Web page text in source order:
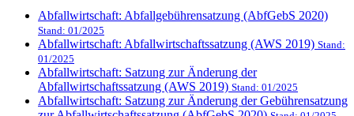
Abfallwirtschaft: Abfallgebührensatzung (AbfGebS 2020)
Stand: 01/2025
Abfallwirtschaft: Abfallwirtschaftssatzung (AWS 2019) Stand:
01/2025
Abfallwirtschaft: Satzung zur Änderung der
Abfallwirtschaftssatzung (AWS 2019) Stand: 01/2025
Abfallwirtschaft: Satzung zur Änderung der Gebührensatzung